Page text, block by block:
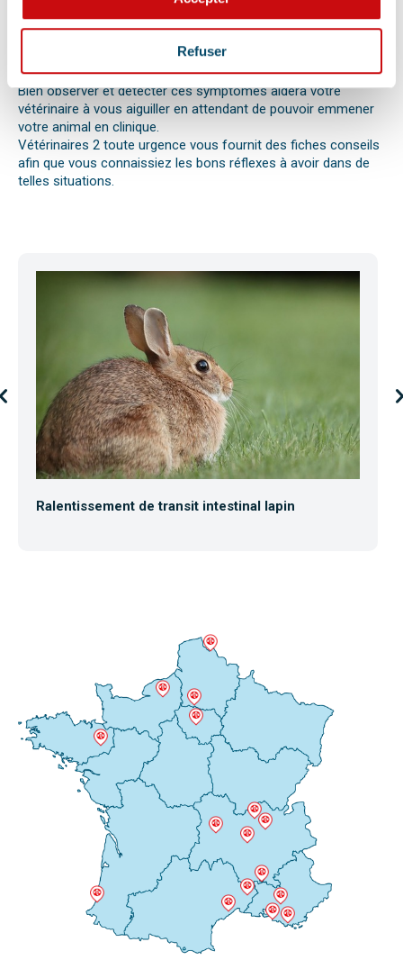
Refuser
réaction allergique avec œdème de Quincke, d’une intoxication
ou envenimation, d’un syndrome dilatation torsion de
l’estomac chez le chien, d’une mise bas, d’une infection
utérine ou pyomètre, une paralysie, etc.
Bien observer et détecter ces symptômes aidera votre
vétérinaire à vous aiguiller en attendant de pouvoir emmener
votre animal en clinique.
Vétérinaires 2 toute urgence vous fournit des fiches conseils
afin que vous connaissiez les bons réflexes à avoir dans de
telles situations.
Ralentissement de transit intestinal lapin